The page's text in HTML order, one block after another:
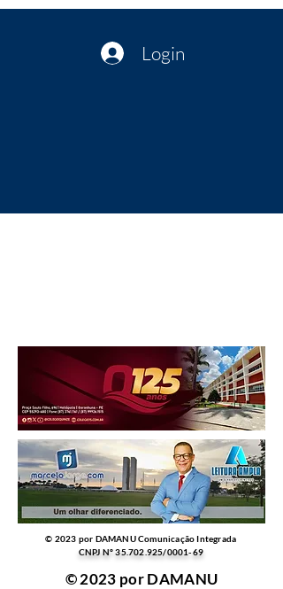
Login
© 2023 por DAMANU Comunicação Integrada
CNPJ Nº35.702.925/0001-69
© 2023 por DAMANU